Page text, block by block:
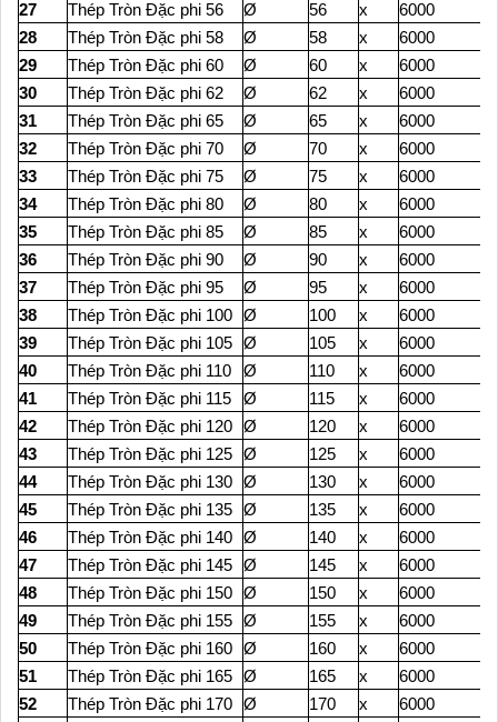
27 Thép Tròn Đặc phi 56 Ø 56 x
6000
28
Thép Tròn Đặc phi 58 Ø 58 x
6000
29
Thép Tròn Đặc phi 60 Ø 60 x
6000
30
Thép Tròn Đặc phi 62 Ø 62 x
6000
31
Thép Tròn Đặc phi 65 Ø 65 x
6000
32
Thép Tròn Đặc phi 70 Ø 70 x
6000
33
Thép Tròn Đặc phi 75 Ø 75 x
6000
34
Thép Tròn Đặc phi 80 Ø 80 x
6000
35
Thép Tròn Đặc phi 85 Ø 85 x
6000
36
Thép Tròn Đặc phi 90 Ø 90 x
6000
37
Thép Tròn Đặc phi 95 Ø 95 x
6000
38
Thép Tròn Đặc phi 100 Ø 100 x
6000
39
Thép Tròn Đặc phi 105 Ø 105 x
6000
40
Thép Tròn Đặc phi 110 Ø 110 x
6000
41
Thép Tròn Đặc phi 115 Ø 115 x
6000
42
Thép Tròn Đặc phi 120 Ø 120 x
6000
43
Thép Tròn Đặc phi 125 Ø 125 x
6000
44
Thép Tròn Đặc phi 130 Ø 130 x
6000
45
Thép Tròn Đặc phi 135 Ø 135 x
6000
46
Thép Tròn Đặc phi 140 Ø 140 x
6000
47
Thép Tròn Đặc phi 145 Ø 145 x
6000
48
Thép Tròn Đặc phi 150 Ø 150 x
6000
49
Thép Tròn Đặc phi 155 Ø 155 x
6000
50
Thép Tròn Đặc phi 160 Ø 160 x
6000
51
Thép Tròn Đặc phi 165 Ø 165 x
6000
52
Thép Tròn Đặc phi 170 Ø 170 x
6000